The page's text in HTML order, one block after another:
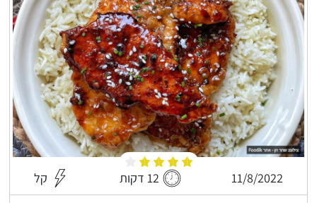
11/8/2022 12 דקות קל